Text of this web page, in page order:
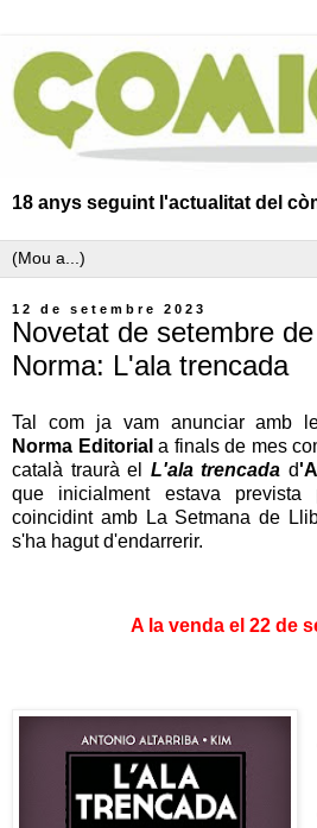
18 anys seguint l'actualitat del
12 de setembre 2023
Novetat de setembre
Norma: L'ala trencada
Tal com ja vam anunciar amb
Norma Editorial a finals de mes
català traurà el L'ala trencada d
que inicialment estava
coincidint amb La Setmana de
s'ha hagut d'endarrerir.
A la venda el 22 de